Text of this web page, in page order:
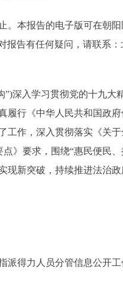
本报告的电子版可在朝
报告有任何疑问，请联系
入学习贯彻党的十九大
行《中华人民共和国政
作，深入贯彻落实《关
》要求，围绕“惠民便民
新突破，持续推进法治政
得力人员分管信息公开工